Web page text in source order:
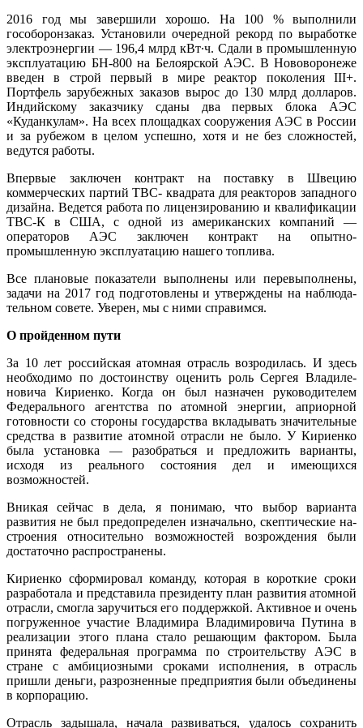
2016 год мы завершили хорошо. На 100 % выполнили
гособоронзаказ. Установили очередной рекорд по выработке
электро­энергии — 196,4 млрд кВт∙ч. Сдали в про­мышленную
эксплуатацию БН-800 на Бе­лоярской АЭС. В Нововоронеже
введен в строй первый в мире реактор поколе­ния III+.
Портфель зарубежных заказов вырос до 130 млрд долларов.
Индийско­му заказчику сданы два первых блока АЭС
«Куданкулам». На всех площадках соору­жения АЭС в России
и за рубежом в целом успешно, хотя и не без сложностей,
ведут­ся работы.
Впервые заключен контракт на постав­ку в Швецию
коммерческих партий ТВС- квадрата для реакторов западного
дизай­на. Ведется работа по лицензированию и квалификации
ТВС-К в США, с одной из американских компаний —
операто­ров АЭС заключен контракт на опытно-
промышленную эксплуатацию нашего топлива.
Все плановые показатели выполнены или перевыполнены,
задачи на 2017 год подготовлены и утверждены на наблюда­
тельном совете. Уверен, мы с ними спра­вимся.
О пройденном пути
За 10 лет российская атомная отрасль возродилась. И здесь
необходимо по до­стоинству оценить роль Сергея Владиле­
новича Кириенко. Когда он был назначен руководителем
Федерального агентства по атомной энергии, априорной
готовно­сти со стороны государства вкладывать значительные
средства в развитие атом­ной отрасли не было. У Кириенко
была установка — разобраться и предложить варианты,
исходя из реального состоя­ния дел и имеющихся
возможностей.
Вникая сейчас в дела, я понимаю, что выбор варианта
развития не был пред­определен изначально, скептические на­
строения относительно возможностей возрождения были
достаточно распро­странены.
Кириенко сформировал команду, ко­торая в короткие сроки
разработала и представила президенту план разви­тия атомной
отрасли, смогла заручиться его поддержкой. Активное и очень
погру­женное участие Владимира Владимиро­вича Путина в
реализации этого плана стало решающим фактором. Была
при­нята федеральная программа по строи­тельству АЭС в
стране с амбициозными сроками исполнения, в отрасль
пришли деньги, разрозненные предприятия были объединены
в корпорацию.
Отрасль задышала, начала развивать­ся, удалось сохранить